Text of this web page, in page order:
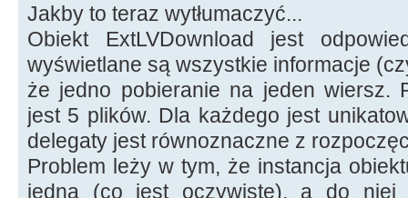
Jakby to teraz wytłumaczyć...
Obiekt ExtLVDownload jest
wyświetlane są wszystkie informacje
że jedno pobieranie na jeden wiersz.
jest 5 plików. Dla każdego jest
delegaty jest równoznaczne z
Problem leży w tym, że instancja
jedna (co jest oczywiste), a do niej